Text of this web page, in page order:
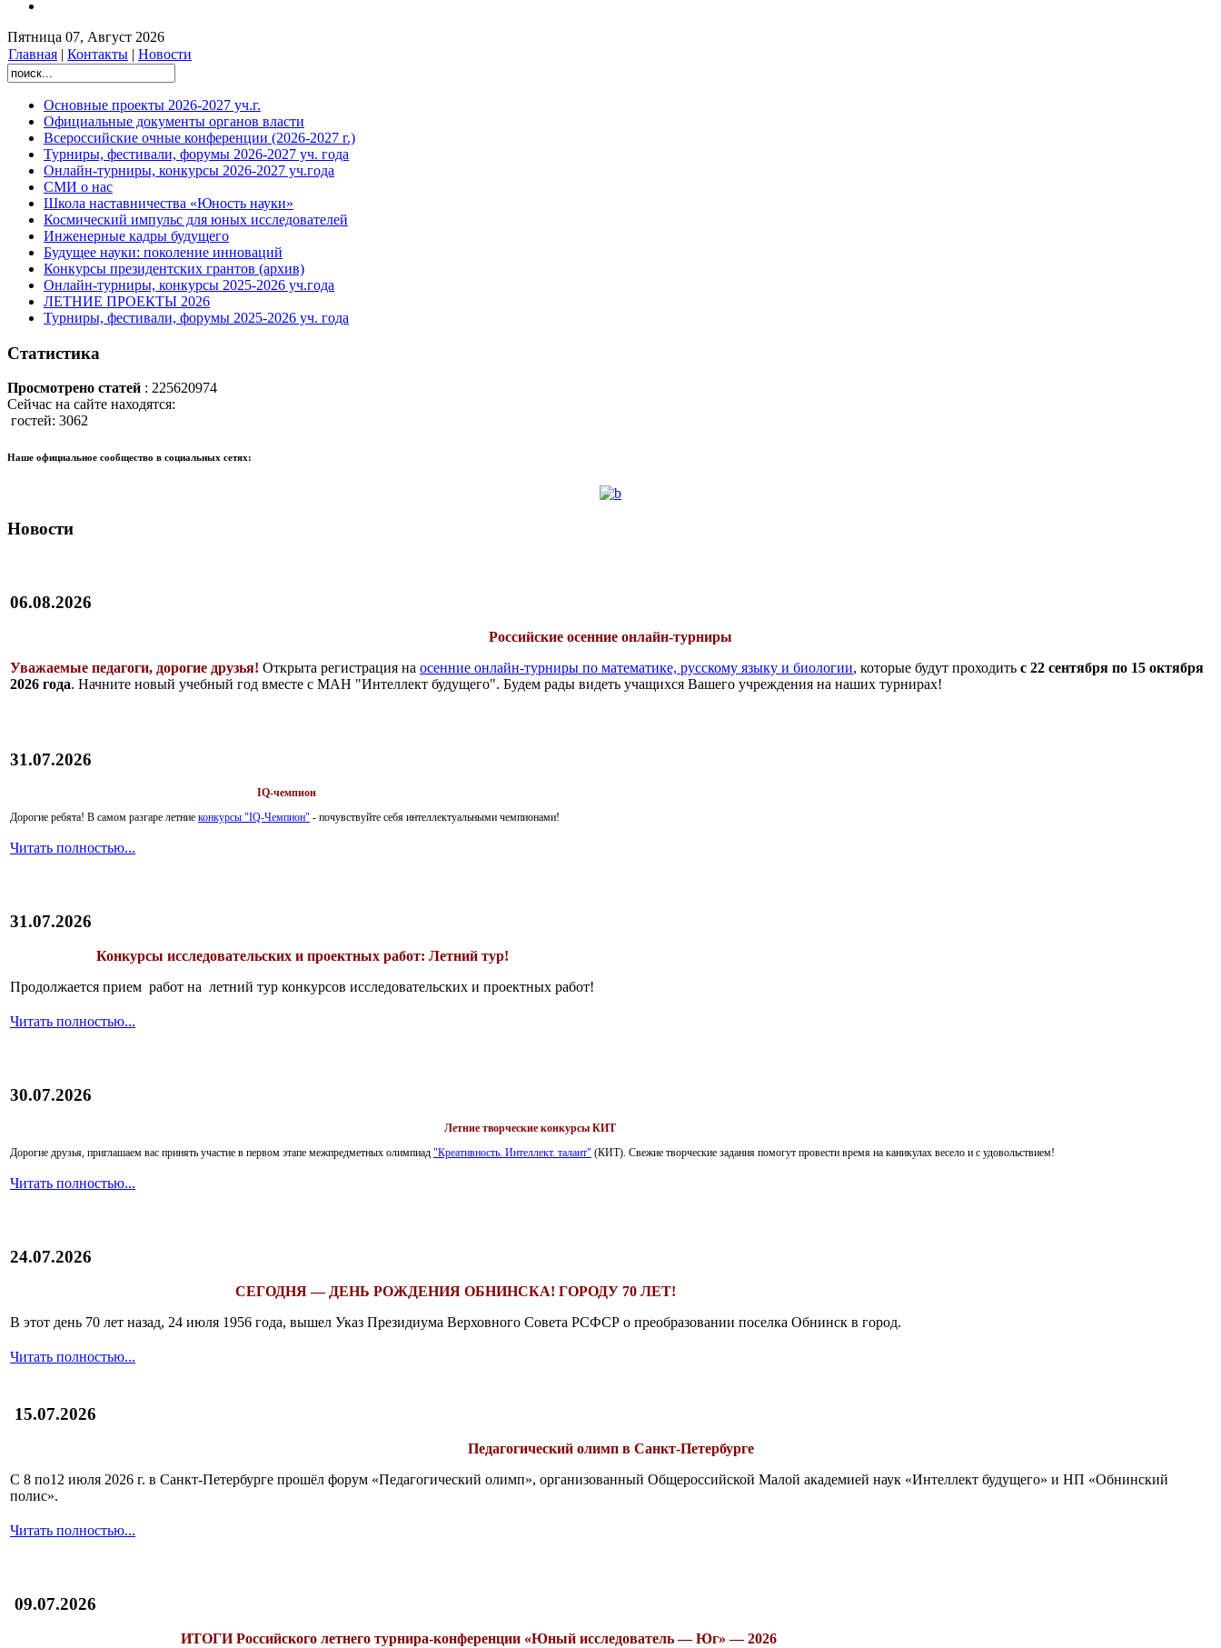
Пятница 07, Август 2026
Главная | Контакты | Новости
Основные проекты 2026-2027 уч.г.
Официальные документы органов власти
Всероссийские очные конференции (2026-2027 г.)
Турниры, фестивали, форумы 2026-2027 уч. года
Онлайн-турниры, конкурсы 2026-2027 уч.года
СМИ о нас
Школа наставничества «Юность науки»
Космический импульс для юных исследователей
Инженерные кадры будущего
Будущее науки: поколение инноваций
Конкурсы президентских грантов (архив)
Онлайн-турниры, конкурсы 2025-2026 уч.года
ЛЕТНИЕ ПРОЕКТЫ 2026
Турниры, фестивали, форумы 2025-2026 уч. года
Статистика
Просмотрено статей : 225620974
Сейчас на сайте находятся:
гостей: 3062
Наше официальное сообщество в социальных сетях:
Новости
06.08.2026
Российские осенние онлайн-турниры
Уважаемые педагоги, дорогие друзья! Открыта регистрация на осенние онлайн-турниры по математике, русскому языку и биологии, которые будут проходить с 22 сентября по 15 октября
2026 года. Начните новый учебный год вместе с МАН "Интеллект будущего". Будем рады видеть учащихся Вашего учреждения на наших турнирах!
31.07.2026
IQ-чемпион
Дорогие ребята! В самом разгаре летние конкурсы "IQ-Чемпион" - почувствуйте себя интеллектуальными чемпионами!
Читать полностью...
31.07.2026
Конкурсы исследовательских и проектных работ: Летний тур!
Продолжается прием работ на летний тур конкурсов исследовательских и проектных работ!
Читать полностью...
30.07.2026
Летние творческие конкурсы КИТ
Дорогие друзья, приглашаем вас принять участие в первом этапе межпредметных олимпиад "Креативность. Интеллект. талант" (КИТ). Свежие творческие задания помогут провести время на каникулах весело и с удовольствием!
Читать полностью...
24.07.2026
СЕГОДНЯ — ДЕНЬ РОЖДЕНИЯ ОБНИНСКА! ГОРОДУ 70 ЛЕТ!
В этот день 70 лет назад, 24 июля 1956 года, вышел Указ Президиума Верховного Совета РСФСР о преобразовании поселка Обнинск в город.
Читать полностью...
15.07.2026
Педагогический олимп в Санкт-Петербурге
С 8 по12 июля 2026 г. в Санкт-Петербурге прошёл форум «Педагогический олимп», организованный Общероссийской Малой академией наук «Интеллект будущего» и НП «Обнинский
полис».
Читать полностью...
09.07.2026
ИТОГИРоссийского летнего турнира-конференции «Юный исследователь — Юг» — 2026